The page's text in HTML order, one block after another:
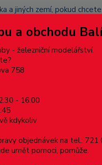
a jiných zemí, pokud
znovu s
objednávky.
a obchodu
- železniční modelářství.
758
- 16:00
kdykoliv
objednávek na tel.: 721
umět pomoci, pomůže.